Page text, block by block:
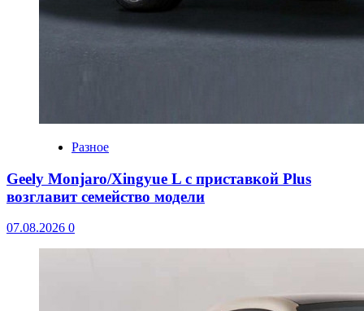
Разное
Geely Monjaro/Xingyue L с приставкой Plus
возглавит семейство модели
07.08.2026 0